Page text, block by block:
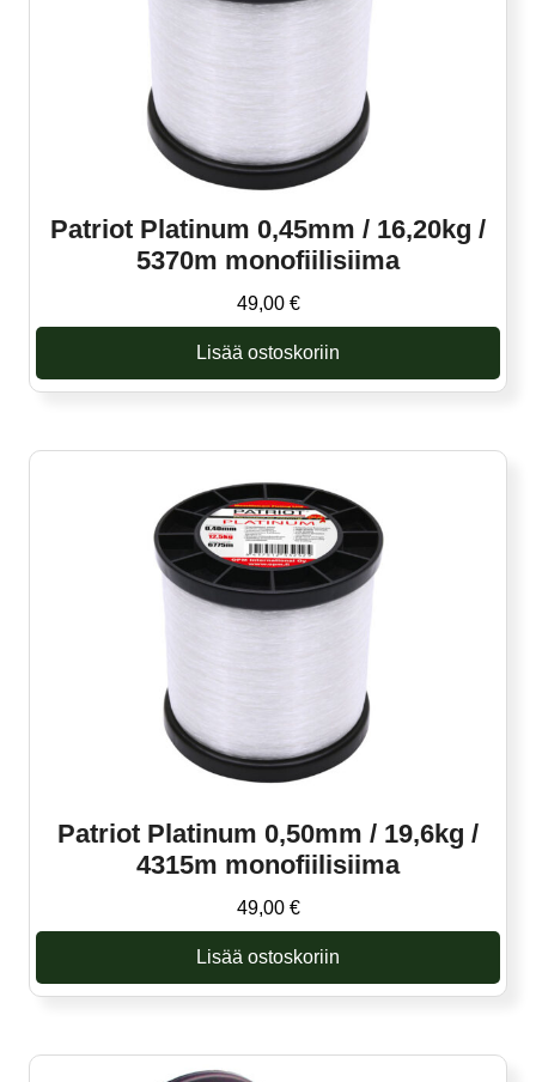
Patriot Platinum 0,45mm / 16,20kg /
5370m monofiilisiima
49,00 €
Lisää ostoskoriin
Patriot Platinum 0,50mm / 19,6kg /
4315m monofiilisiima
49,00 €
Lisää ostoskoriin